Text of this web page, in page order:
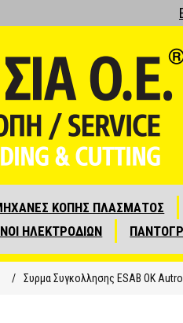
ΚΟΠΗΣ ΠΛΑΣΜΑΤΟΣ
ΗΛΕΚΤΡΟΔΙΩΝ
/ Συρμα Συγκολλησης ESAB OK